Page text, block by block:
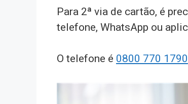
Para 2ª via de cartão, é
telefone, WhatsApp ou
O telefone é 0800 770 1790